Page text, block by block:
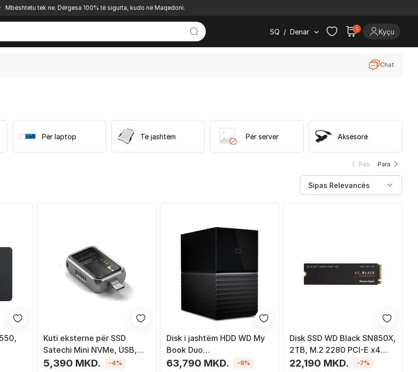
Mbështetu tek ne. Dërgesa 100% të sigurta, kudo në Maqedoni.
SQ / Denar 1 Kyçu
Chat
Për laptop Të jashtëm Për server Aksesorë
Pas Para
Kuti eksterne për SSD
Satechi Mini NVMe, USB,
argjendtë
5,390 MKD. -4%
Disk i jashtëm HDD WD My
Book Duo
(WDBFBE0160JBK-EESN),
63,790 MKD. -8%
Disk SSD WD Black SN850X,
2TB, M.2 2280 PCI-E x4
Gen4 NVMe
22,190 MKD. -7%